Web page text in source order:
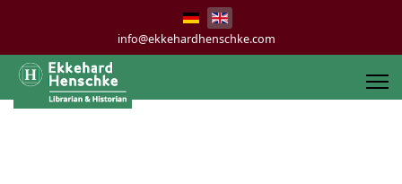
info@ekkehardhenschke.com